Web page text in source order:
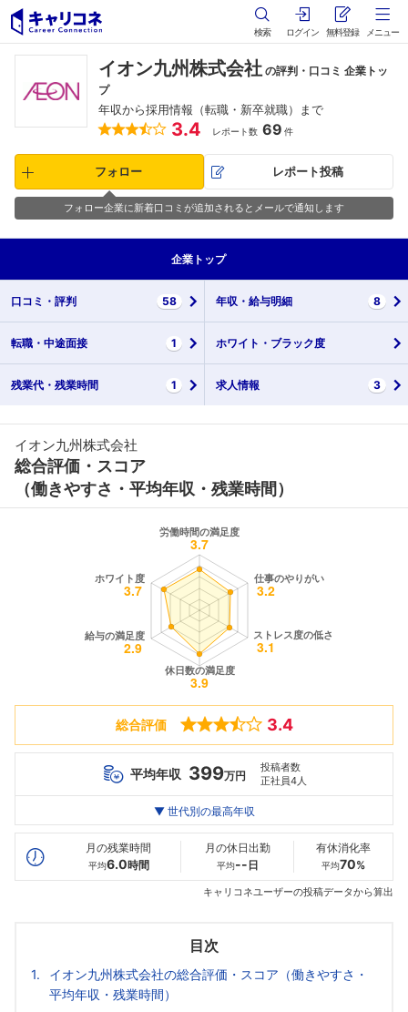
検索 ログイン 無料登録 メニュー
イオン九州株式会社 の評判・口コミ 企業トッ
プ
年収から採用情報（転職・新卒就職）まで
3.4 レポート数 69 件
フォロー レポート投稿
フォロー企業に新着口コミが追加されるとメールで通知します
企業 トップ
口コミ・ 評判 58 年収・ 給与明細 8
転職・ 中途面接 1 ホワイト・ ブラック度
残業代・ 残業時間 1 求人情報 3
イオン九州株式会社
総合評価・スコア
（働きやすさ・平均年収・残業時間）
総合評価 3.4
平均年収 399万円
投稿者数
正社員4人
最高年収
20代
522万
30代
409万
--万
▼ 世代別の最高年収
月の残業時間
平均6.0時間
月の休日出勤
平均-- 日
有休消化率
平均70%
キャリコネユーザーの投稿データから算出
目次
イオン九州株式会社の総合評価・スコア（働きやすさ・
平均年収・残業時間）